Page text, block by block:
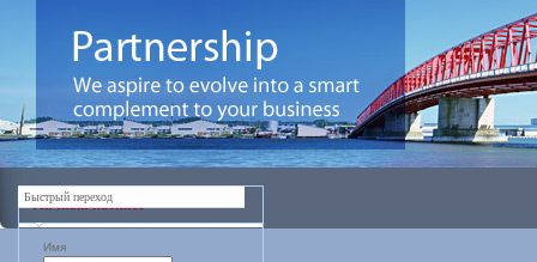
Личный кабинет
Имя
Быстрый переход